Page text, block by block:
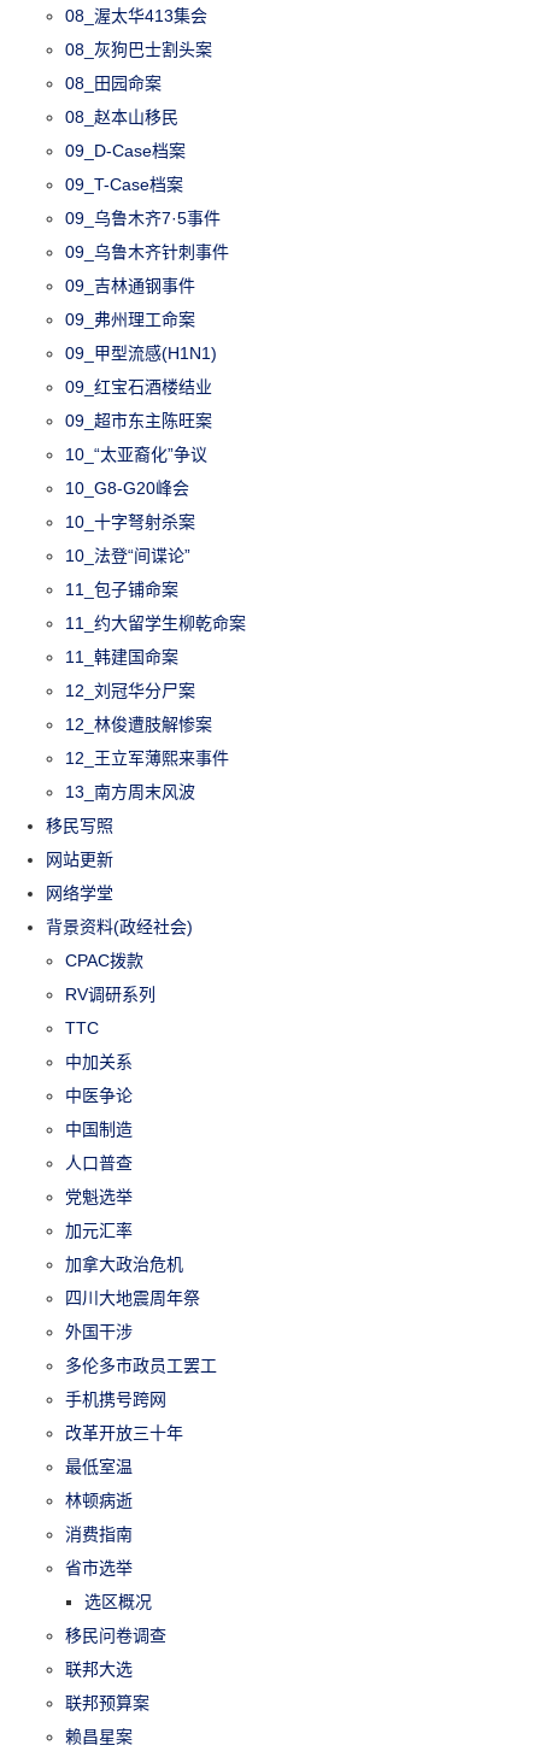
08_渥太华413集会
08_灰狗巴士割头案
08_田园命案
08_赵本山移民
09_D-Case档案
09_T-Case档案
09_乌鲁木齐7·5事件
09_乌鲁木齐针刺事件
09_吉林通钢事件
09_弗州理工命案
09_甲型流感(H1N1)
09_红宝石酒楼结业
09_超市东主陈旺案
10_“太亚裔化”争议
10_G8-G20峰会
10_十字弩射杀案
10_法登“间谍论”
11_包子铺命案
11_约大留学生柳乾命案
11_韩建国命案
12_刘冠华分尸案
12_林俊遭肢解惨案
12_王立军薄熙来事件
13_南方周末风波
移民写照
网站更新
网络学堂
背景资料(政经社会)
CPAC拨款
RV调研系列
TTC
中加关系
中医争论
中国制造
人口普查
党魁选举
加元汇率
加拿大政治危机
四川大地震周年祭
外国干涉
多伦多市政员工罢工
手机携号跨网
改革开放三十年
最低室温
林顿病逝
消费指南
省市选举
选区概况
移民问卷调查
联邦大选
联邦预算案
赖昌星案